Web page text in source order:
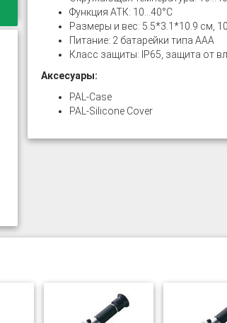
Функция АТК: 10...40°C
Размеры и вес: 5.5*3.1*10.9 см,
Питание: 2 батарейки типа ААА
Класс защиты: IP65, защита от
Аксесуары:
PAL-Case
PAL-Silicone Cover